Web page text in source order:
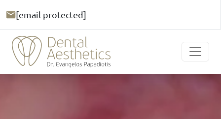
[email protected]